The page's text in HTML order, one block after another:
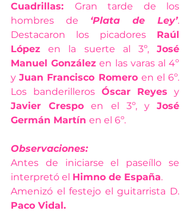
Cuadrillas: Gran tarde de los
hombres de ‘Plata de Ley’.
Destacaron los picadores Raúl
López en la suerte al 3º, José
Manuel González en las varas al 4º
y Juan Francisco Romero en el 6º.
Los banderilleros Óscar Reyes
Javier Crespo en el 3º, y José
Germán Martín en el 6º.
Observaciones:
Antes de iniciarse el paseíllo se
interpretó el Himno de España.
Paco Vidal.